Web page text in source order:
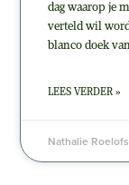
dag waarop je
verteld wil
blanco doek
LEES VERDER »
Nathalie